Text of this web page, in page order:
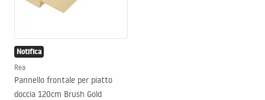
Notifica
Rea
Pannello frontale per piatto
doccia 120cm Brush Gold